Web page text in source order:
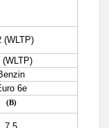
(WLTP)
(WLTP)
6e
(B)